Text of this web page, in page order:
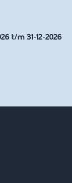
t/m 31-12-2026